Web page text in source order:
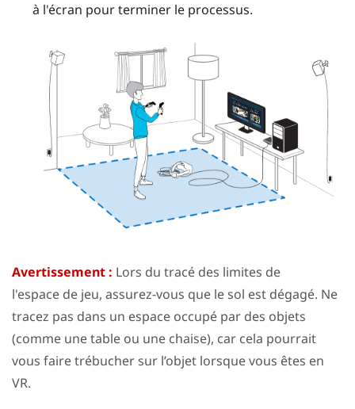
à l'écran pour terminer le processus.
Avertissement : Lors du tracé des limites de
l'espace de jeu, assurez-vous que le sol est dégagé. Ne
tracez pas dans un espace occupé par des objets
(comme une table ou une chaise), car cela pourrait
vous faire trébucher sur l’objet lorsque vous êtes en
VR.